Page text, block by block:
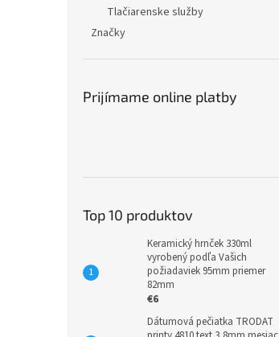
Tlačiarenske služby
Značky
Prijímame online platby
Top 10 produktov
Keramický hrnček 330ml
vyrobený podľa Vašich
požiadaviek 95mm priemer
82mm
€6
Dátumová pečiatka TRODAT